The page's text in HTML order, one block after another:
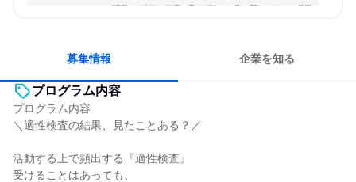
コミュニケーションが活発 冷静に仕事に取り組む 常に新しいものに挑戦
募集情報 企業を知る
プログラム内容
プログラム内容
＼適性検査の結果、見たことある？／
活動する上で頻出する『適性検査』
受けることはあっても、